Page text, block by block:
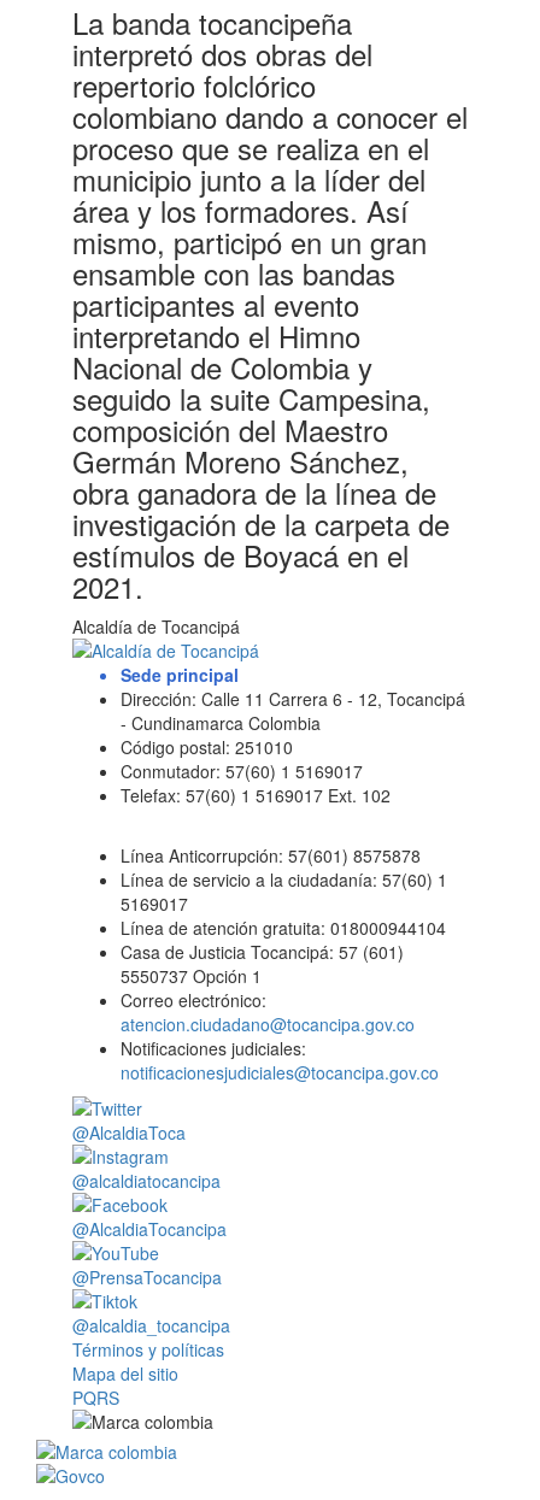
La banda tocancipeña
interpretó dos obras del
repertorio folclórico
colombiano dando a conocer el
proceso que se realiza en el
municipio junto a la líder del
área y los formadores. Así
mismo, participó en un gran
ensamble con las bandas
participantes al evento
interpretando el Himno
Nacional de Colombia y
seguido la suite Campesina,
composición del Maestro
Germán Moreno Sánchez,
obra ganadora de la línea de
investigación de la carpeta de
estímulos de Boyacá en el
2021.
Alcaldía de Tocancipá
Sede principal
Dirección: Calle 11 Carrera 6 - 12, Tocancipá
- Cundinamarca Colombia
Código postal: 251010
Conmutador: 57(60) 1 5169017
Telefax: 57(60) 1 5169017 Ext. 102
Línea Anticorrupción: 57(601) 8575878
Línea de servicio a la ciudadanía: 57(60) 1
5169017
Línea de atención gratuita: 018000944104
Casa de Justicia Tocancipá: 57 (601)
5550737 Opción 1
Correo electrónico:
atencion.ciudadano@tocancipa.gov.co
Notificaciones judiciales:
notificacionesjudiciales@tocancipa.gov.co
@AlcaldiaToca
@alcaldiatocancipa
@AlcaldiaTocancipa
@PrensaTocancipa
@alcaldia_tocancipa
Términos y políticas
Mapa del sitio
PQRS